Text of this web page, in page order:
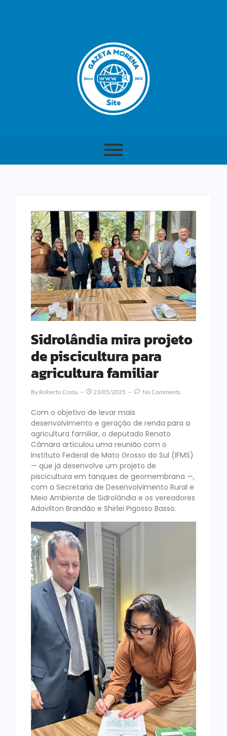
Sidrolândia mira projeto
de piscicultura para
agricultura familiar
By Roberto Costa 23/05/2025 No Comments
Com o objetivo de levar mais
desenvolvimento e geração de renda para a
agricultura familiar, o deputado Renato
Câmara articulou uma reunião com o
Instituto Federal de Mato Grosso do Sul (IFMS)
— que já desenvolve um projeto de
piscicultura em tanques de geomembrana —,
com a Secretaria de Desenvolvimento Rural e
Meio Ambiente de Sidrolândia e os vereadores
Adavilton Brandão e Shirlei Pigosso Basso.